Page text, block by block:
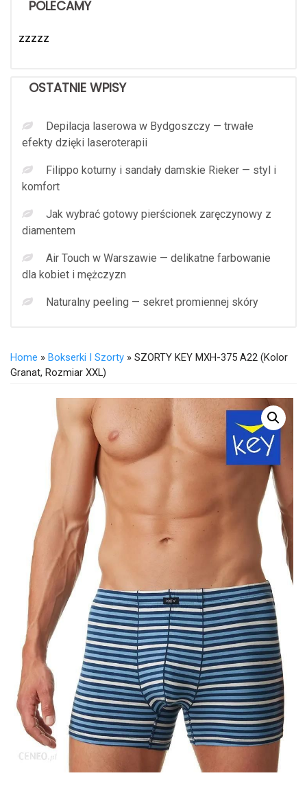
POLECAMY
zzzzz
OSTATNIE WPISY
Depilacja laserowa w Bydgoszczy — trwałe
efekty dzięki laseroterapii
Filippo koturny i sandały damskie Rieker — styl i
komfort
Jak wybrać gotowy pierścionek zaręczynowy z
diamentem
Air Touch w Warszawie — delikatne farbowanie
dla kobiet i mężczyzn
Naturalny peeling — sekret promiennej skóry
Home » Bokserki I Szorty » SZORTY KEY MXH-375 A22 (kolor
Granat, Rozmiar XXL)